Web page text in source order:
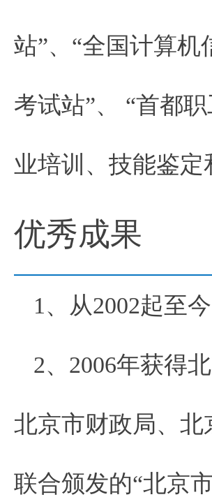
站”、“全国计算
考试站”、 “首都
业培训、技能鉴
优秀成果
1、从2002起至
2、2006年获得
北京市财政局、
联合颁发的“北京